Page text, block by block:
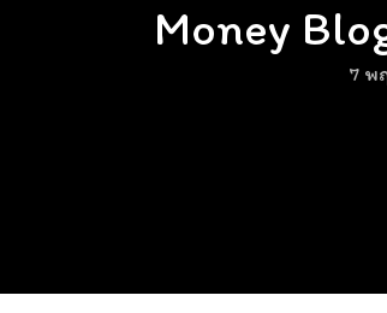
Money
7 พ